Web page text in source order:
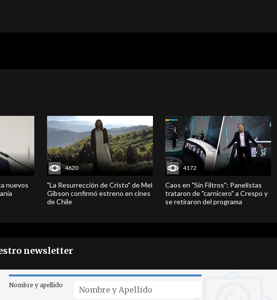
nuevos
4620
"La Resurrección de Cristo" de Mel
Gibson confirmó estreno en cines
de Chile
4172
Caos en "Sin Filtros": Panelistas
trataron de "carnicero" a Crespo y
se retiraron del programa
newsletter
Nombre y apellido